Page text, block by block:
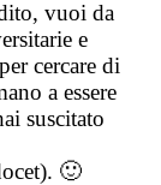
vuoi da
e
cercare di
a essere
suscitato
🙂